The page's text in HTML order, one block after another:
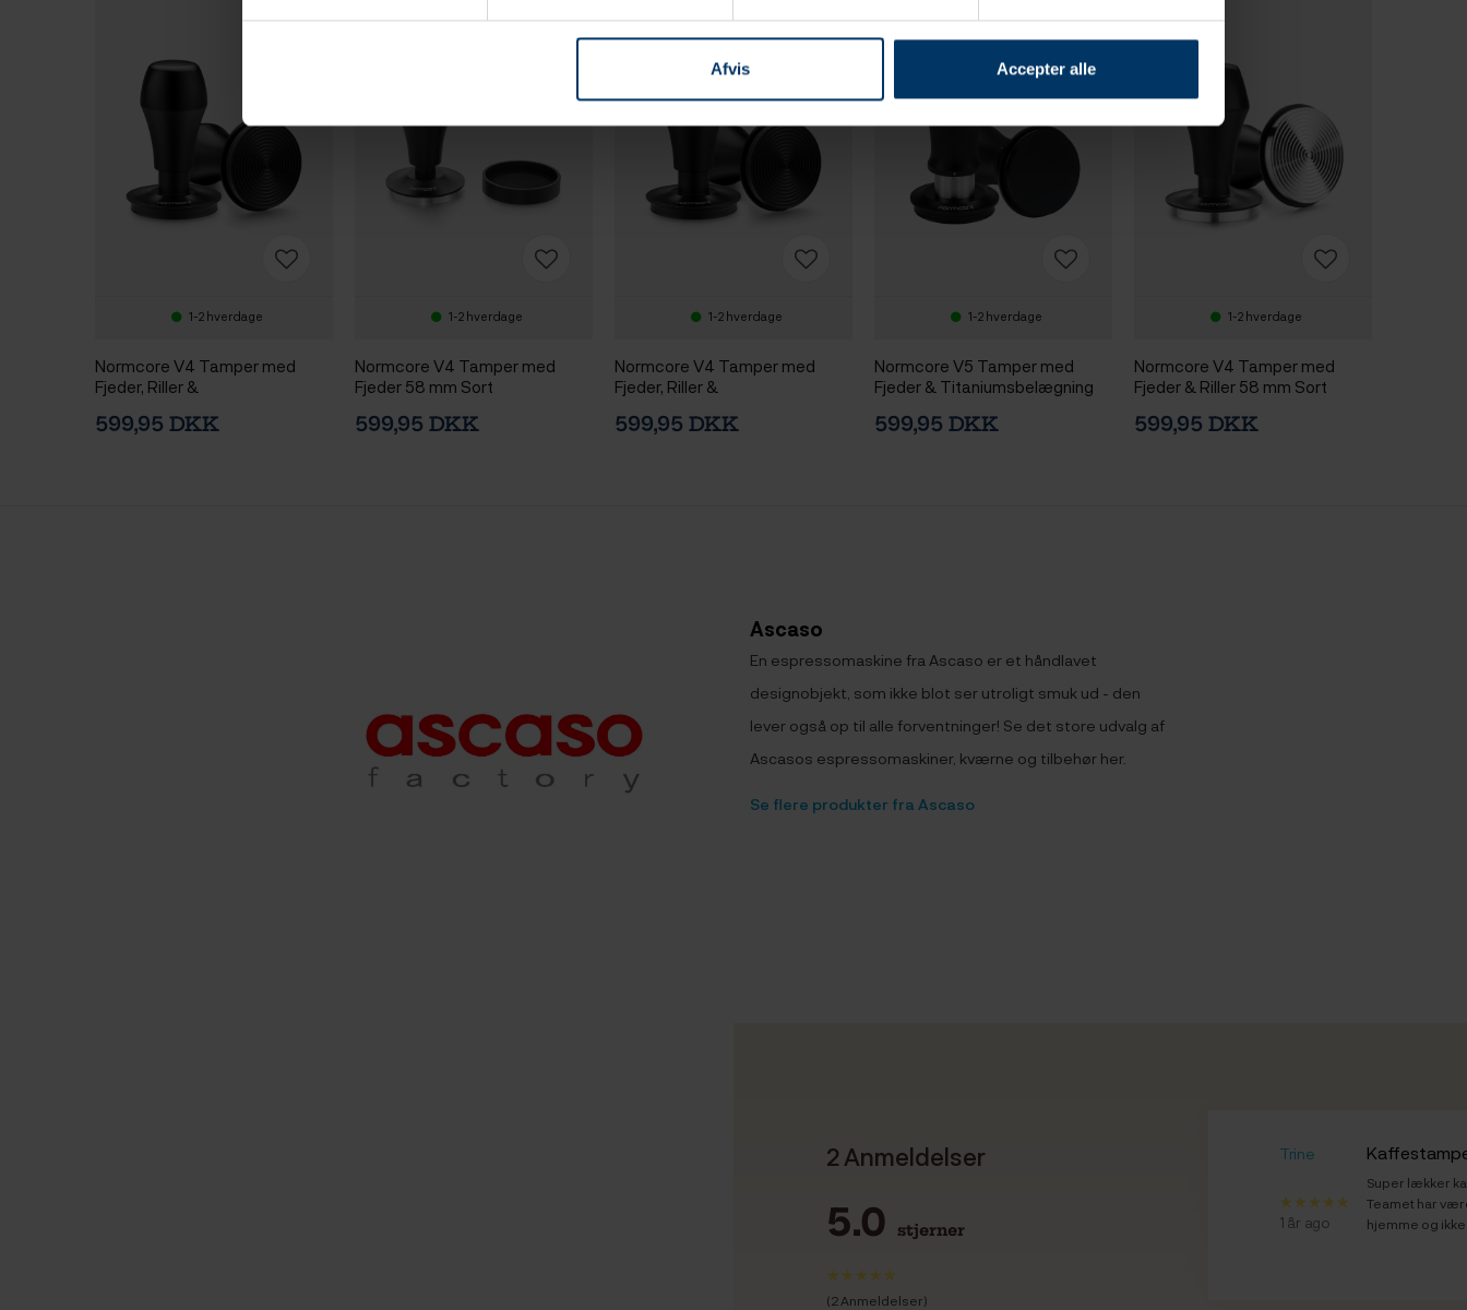
Afvis Accepter alle
1-2 hverdage
Normcore V4 Tamper med
Fjeder, Riller &
Sort
599,95 DKK
1-2 hverdage
Normcore V4 Tamper med
Fjeder 58 mm Sort
599,95 DKK
1-2 hverdage
Normcore V4 Tamper med
Fjeder, Riller &
Sort
599,95 DKK
1-2 hverdage
Normcore V5 Tamper med
Fjeder & Titaniumsbelægning
599,95 DKK
1-2 hverdage
Normcore V4 Tamper med
Fjeder & Riller 58 mm Sort
599,95 DKK
Ascaso
En espressomaskine fra Ascaso er et håndlavet
designobjekt, som ikke blot ser utroligt smuk ud - den
lever også op til alle forventninger! Se det store udvalg af
Ascasos espressomaskiner, kværne og tilbehør her.
Se flere produkter fra Ascaso
2 Anmeldelser
5.0 stjerner
(2 Anmeldelser)
Trine
1 år ago
Super lækker
Teamet har
hjemme og